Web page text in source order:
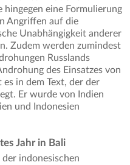
eine Formulierung
Angriffen auf die
Unabhängigkeit anderer
Zudem werden zumindest
Russlands
des Einsatzes von
in dem Text, der der
Er wurde von Indien
und Indonesien
Jahr in Bali
indonesischen